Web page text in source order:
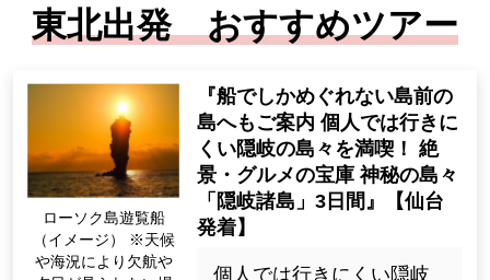
東北出発 おすすめツアー
ローソク島遊覧船
（イメージ） ※天候
や海況により欠航や
『船でしかめぐれない島前の
島へもご案内 個人では行きに
くい隠岐の島々を満喫！ 絶
景・グルメの宝庫 神秘の島々
「隠岐諸島」3日間』【仙台
発着】
個人では行きにくい隠岐